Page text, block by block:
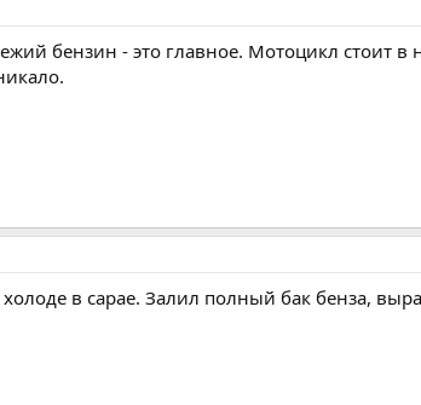
бензин - это главное. Мотоцикл стоит в
в сарае. Залил полный бак бенза,